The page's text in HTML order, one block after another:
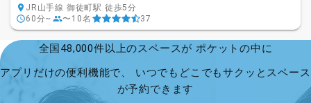
JR山手線 御徒町駅 徒歩5分
60分~
〜10名 37
全国48,000件以上のスペースが ポケットの中に
アプリだけの便利機能で、 いつでもどこでもサクッとスペース
が予約できます